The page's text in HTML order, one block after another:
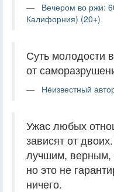
Вечером во ржи:
Калифорния) (20+)
Суть молодости
от
Неизвестный
Ужас любых
зависят от
лучшим, верным,
но это не
ничего.